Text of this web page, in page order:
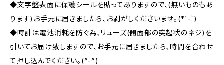
◆文字盤表面に保護シールを貼ってありますので、(無いものもあ
ります)お手元に届きましたら、お剥がしくださいませ。(*´-`)
◆時計は電池消耗を防ぐ為、リューズ(側面部の突起状のネジ)を
引いてお届け致しますので、お手元に届きましたら、時間を合わせ
て押し込んでください。(^-^)